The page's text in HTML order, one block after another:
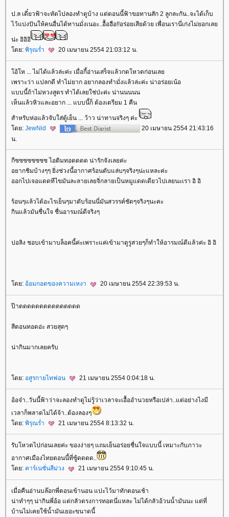
ป.ล เดี๋ยวฟ้าจะหัดไปลองทำดูบ้าง แต่ตอนนี้ฟ้าขอทานสัก 2 ลูกละกัน..จะได้เก็บ
ไว้แบ่งปันให้คนอื่นได้ทานมั่งเนอะ..อื้อฮือ!!อร่อยเสียด้วย เพื่อนเรานี่เก่งไม่ยอกเล
น่ะ อิอิอิ
ดย: พิรุณร่ำ 20 เมษายน 2554 21:03:12 น.
อ้โห ... ไม่ได้แล้วล่ะค่ะ เมื่อกี้อ่านเสร็จแล้วกดโหวตก่อนเล
เพราะว่า แปลกดี ทำไม่ยาก อยากลองทำมั่งแล้วล่ะค่ะ น่าอร่อยเน้อ
บบนี้ถ้าไม่หวงสูตร ทำได้เลยใช่ป่ะค่ะ น่านนนนน
เห็นแล้วหิวและอยาก ... แบบนี้ก็ ต้องเตรียม 1 คืน
สำหรับห่อแล้วจับใส่ตู้เย็น ... ว้าว น่าทานจริงๆ ค่ะ
ดย: JewNid
20 เมษายน 2554 21:43:16
น.
กีซซซซซซซซ ไอติมทอดดดด น่ารักจังเลยค่ะ
อยากชิมบ้างๆๆ ยิ่งช่วงนี้อากาศร้อนตับแล่บๆจริงๆน่ะแหละค่ะ
ออกไปเจอแดดทีไขมันละลายเลยจิ่กลายเป็นหมูแดดเดียวไปเลยนะเรา อิ อิ
ร้อนๆแล้วได้อะไรเย็นๆมาดับร้อนนี่มันสวรรค์ชัดๆจริงๆนะคะ
กินแล้วมันชื่นใจ ชื่นอารมณ์ดีจริงๆ
ปอลิง ชอบเข้ามาบล็อคนี้ค่ะเพราะแค่เข้ามาดูรูสวยๆก็ทำให้อารมณ์ดีแล้วค่ะ อิ อิ
ดย: อ้อมกอดของความเหงา 20 เมษายน 2554 22:39:53 น.
ป๊าดดดดดดดดดดดดดดด
สีตอนทอดอ่ะ สวยสุดๆ
น่ากินมากเลยครับ
ดย: อสูรกายไทฟอน 21 เมษายน 2554 0:04:18 น.
อ้อจ๋า..วันนี้ฟ้าว่าจะลองทำดูไม่รู้ว่าเวลาจะเอื้ออำนวยหรือเปล่า..แต่อย่างไงมี
เวลาก็พลาดไม่ได้จ้า..ต้องลองๆ
ดย: พิรุณร่ำ 21 เมษายน 2554 8:13:32 น.
รับโหวตไปก่อนเลยค่ะ ของง่ายๆ แถมเย็นอร่อยชื่นใจแบบนี้ เหมาะกับภาวะ
อากาศเมืองไทยตอนนี้ที่ซู้ดดดด..
ดย: คาร์เนชั่นสีม่วง 21 เมษายน 2554 9:10:45 น.
เมื่อคืนอ่านบล๊อกพี่ตอนเข้านอน แปะไว้มาทักตอนเช้า
น่าทำๆๆ น่ากินพี่อ้อ แต่กลัวตรงการทอดนี่แหละ ไม่ได้กลัวอ้วนน้ำมันนะ แต่ที่
บ้านไม่เคยใช้น้ำมันเยอะขนาดนี้